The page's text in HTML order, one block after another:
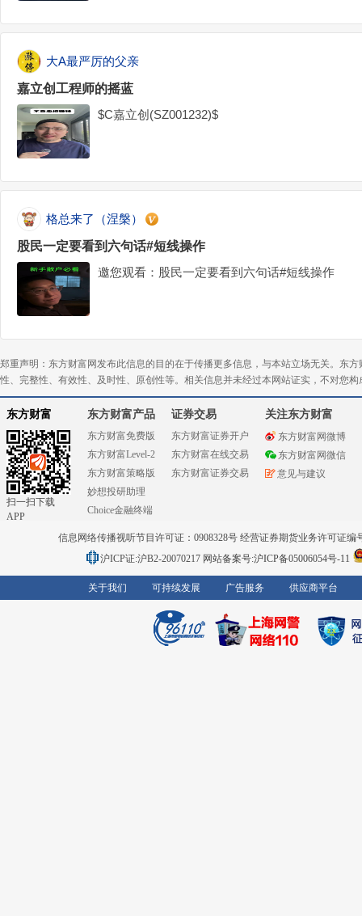
大A最严厉的父亲
嘉立创工程师的摇蓝
$C嘉立创(SZ001232)$
格总来了（涅槃）
股民一定要看到六句话#短线操作
邀您观看：股民一定要看到六句话#短线操作
郑重声明：东方财富网发布此信息的目的在于传播更多信息，与本站立场无关。东
性、完整性、有效性、及时性、原创性等。相关信息并未经过本网站证实，不对您
东方财富
扫一扫下载
APP
东方财富产品
东方财富免费版
东方财富Level-2
东方财富策略版
妙想投研助理
Choice金融终端
证券交易
东方财富证券开户
东方财富在线交易
东方财富证券交易
关注东方财富
东方财富网微博
东方财富网微信
意见与建议
信息网络传播视听节目许可证：0908328号 经营证券期货业务许可证编
沪ICP证:沪B2-20070217 网站备案号:沪ICP备05006054号-11
关于我们 可持续发展 广告服务 供应商平台